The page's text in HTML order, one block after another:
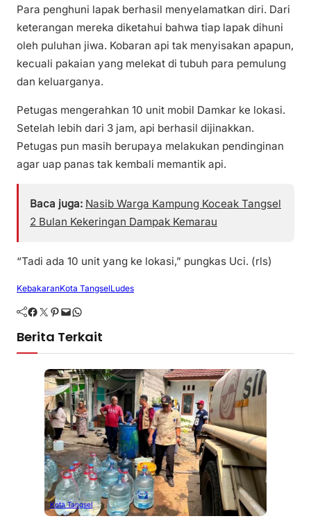
Para penghuni lapak berhasil menyelamatkan diri. Dari
keterangan mereka diketahui bahwa tiap lapak dihuni
oleh puluhan jiwa. Kobaran api tak menyisakan apapun,
kecuali pakaian yang melekat di tubuh para pemulung
dan keluarganya.
Petugas mengerahkan 10 unit mobil Damkar ke lokasi.
Setelah lebih dari 3 jam, api berhasil dijinakkan.
Petugas pun masih berupaya melakukan pendinginan
agar uap panas tak kembali memantik api.
Baca juga: Nasib Warga Kampung Koceak Tangsel
2 Bulan Kekeringan Dampak Kemarau
“Tadi ada 10 unit yang ke lokasi,” pungkas Uci. (rls)
KebakaranKota TangselLudes
Facebook Twitter Pinterest Mail WhatsApp
Berita Terkait
Kota Tangsel